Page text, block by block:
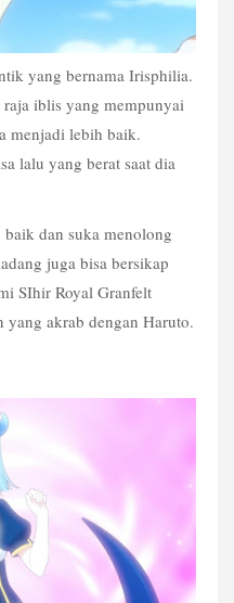
yang bernama Irisphilia.
iblis yang mempunyai
menjadi lebih baik.
lalu yang berat saat dia
dan suka menolong
juga bisa bersikap
SIhir Royal Granfelt
yang akrab dengan Haruto.